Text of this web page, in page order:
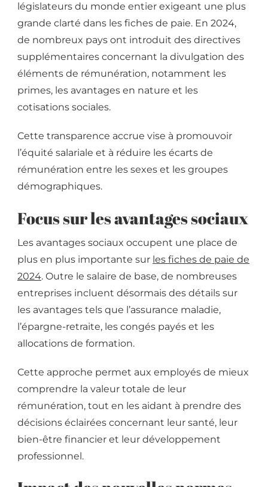
législateurs du monde entier exigeant une plus
grande clarté dans les fiches de paie. En 2024,
de nombreux pays ont introduit des directives
supplémentaires concernant la divulgation des
éléments de rémunération, notamment les
primes, les avantages en nature et les
cotisations sociales.
Cette transparence accrue vise à promouvoir
l’équité salariale et à réduire les écarts de
rémunération entre les sexes et les groupes
démographiques.
Focus sur les avantages sociaux
Les avantages sociaux occupent une place de
plus en plus importante sur les fiches de paie de
2024. Outre le salaire de base, de nombreuses
entreprises incluent désormais des détails sur
les avantages tels que l’assurance maladie,
l’épargne-retraite, les congés payés et les
allocations de formation.
Cette approche permet aux employés de mieux
comprendre la valeur totale de leur
rémunération, tout en les aidant à prendre des
décisions éclairées concernant leur santé, leur
bien-être financier et leur développement
professionnel.